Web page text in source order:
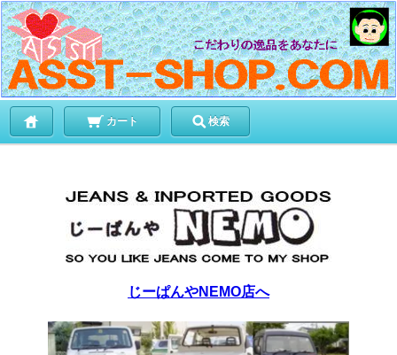
カート 検索
じーぱんやNEMO店へ